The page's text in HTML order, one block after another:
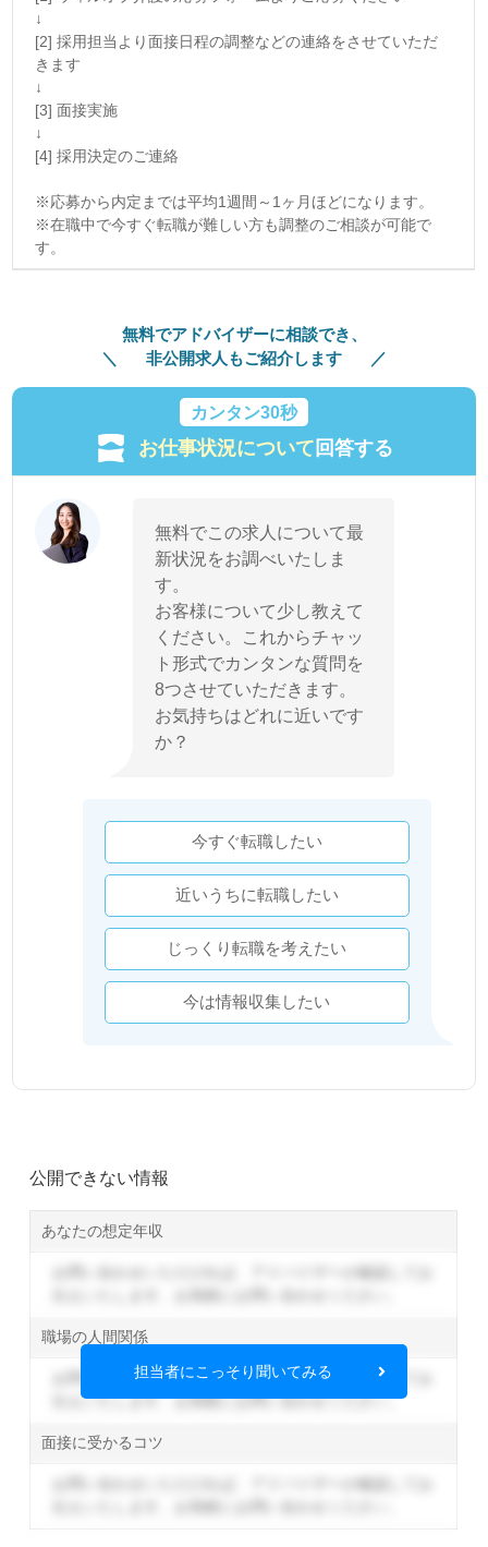
↓
[2] 採用担当より面接日程の調整などの連絡をさせていただ
きます
↓
[3] 面接実施
↓
[4] 採用決定のご連絡
※応募から内定までは平均1週間～1ヶ月ほどになります。
※在職中で今すぐ転職が難しい方も調整のご相談が可能で
す。
無料でアドバイザーに相談でき、
非公開求人もご紹介します
カンタン30秒
お仕事状況について回答する
無料でこの求人について最
新状況をお調べいたしま
す。
お客様について少し教えて
ください。これからチャッ
ト形式でカンタンな質問を
8つさせていただきます。
お気持ちはどれに近いです
か？
今すぐ転職したい
近いうちに転職したい
じっくり転職を考えたい
今は情報収集したい
公開できない情報
あなたの想定年収
職場の人間関係
お問い合わせいただければ、アドバイザーが確認してお
伝えいたします。お気軽にお問い合わせください。
面接に受かるコツ
担当者にこっそり聞いてみる